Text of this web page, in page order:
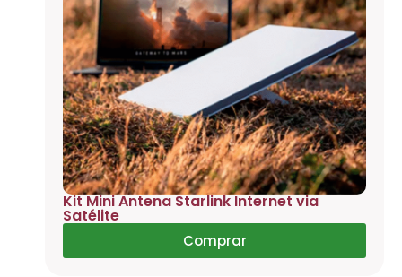
Kit Mini Antena Starlink Internet via
Satélite
Comprar